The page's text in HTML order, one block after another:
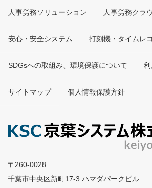
人事労務ソリューション 人事労務クラ
安心・安全システム 打刻機・タイムレ
SDGsへの取組み、環境保護について
サイトマップ 個人情報保護方針
〒260-0028
千葉市中央区新町17-3 ハマダパークビル